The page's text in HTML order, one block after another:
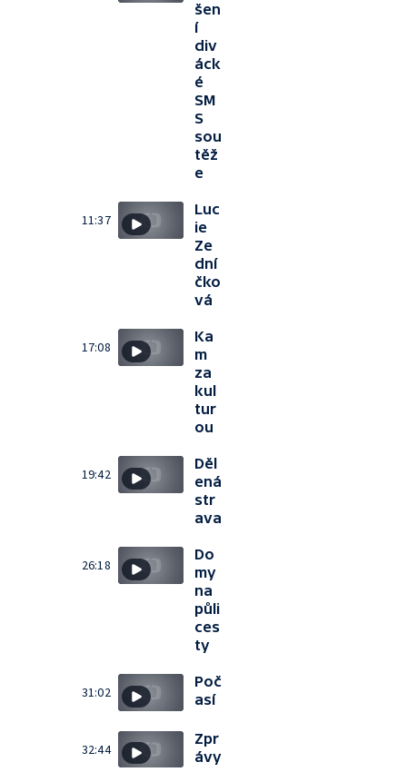
šen
í
div
áck
é
SM
S
sou
těž
e
11:37
Luc
ie
Ze
dní
čko
vá
17:08
Ka
m
za
kul
tur
ou
19:42
Děl
ená
str
ava
26:18
Do
my
na
půli
ces
ty
31:02
Poč
así
32:44
Zpr
ávy